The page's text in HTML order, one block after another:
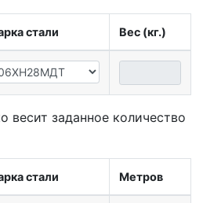
стали Вес (кг.)
весит заданное количество
стали Метров